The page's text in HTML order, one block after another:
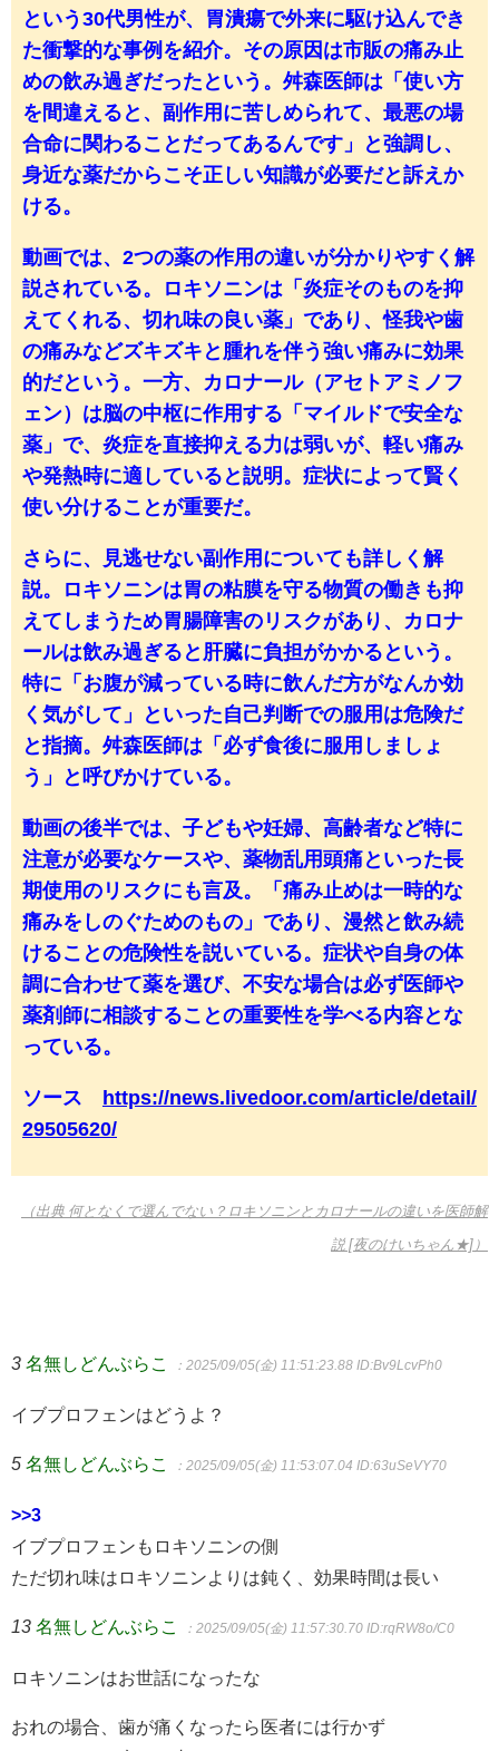
という30代男性が、胃潰瘍で外来に駆け込んでき
た衝撃的な事例を紹介。その原因は市販の痛み止
めの飲み過ぎだったという。舛森医師は「使い方
を間違えると、副作用に苦しめられて、最悪の場
合命に関わることだってあるんです」と強調し、
身近な薬だからこそ正しい知識が必要だと訴えか
ける。
動画では、2つの薬の作用の違いが分かりやすく解
説されている。ロキソニンは「炎症そのものを抑
えてくれる、切れ味の良い薬」であり、怪我や歯
の痛みなどズキズキと腫れを伴う強い痛みに効果
的だという。一方、カロナール（アセトアミノフ
ェン）は脳の中枢に作用する「マイルドで安全な
薬」で、炎症を直接抑える力は弱いが、軽い痛み
や発熱時に適していると説明。症状によって賢く
使い分けることが重要だ。
さらに、見逃せない副作用についても詳しく解
説。ロキソニンは胃の粘膜を守る物質の働きも抑
えてしまうため胃腸障害のリスクがあり、カロナ
ールは飲み過ぎると肝臓に負担がかかるという。
特に「お腹が減っている時に飲んだ方がなんか効
く気がして」といった自己判断での服用は危険だ
と指摘。舛森医師は「必ず食後に服用しましょ
う」と呼びかけている。
動画の後半では、子どもや妊婦、高齢者など特に
注意が必要なケースや、薬物乱用頭痛といった長
期使用のリスクにも言及。「痛み止めは一時的な
痛みをしのぐためのもの」であり、漫然と飲み続
けることの危険性を説いている。症状や自身の体
調に合わせて薬を選び、不安な場合は必ず医師や
薬剤師に相談することの重要性を学べる内容とな
っている。
ソース
https://news.livedoor.com/article/detail/
29505620/
（出典 何となくで選んでない？ロキソニンとカロナールの違いを医師解
説 [夜のけいちゃん★]）
3 名無しどんぶらこ ：2025/09/05(金) 11:51:23.88 ID:Bv9LcvPh0
イブプロフェンはどうよ？
5 名無しどんぶらこ ：2025/09/05(金) 11:53:07.04 ID:63uSeVY70
>>3
イブプロフェンもロキソニンの側
ただ切れ味はロキソニンよりは鈍く、効果時間は長い
13 名無しどんぶらこ ：2025/09/05(金) 11:57:30.70 ID:rqRW8o/C0
ロキソニンはお世話になったな
おれの場合、歯が痛くなったら医者には行かず